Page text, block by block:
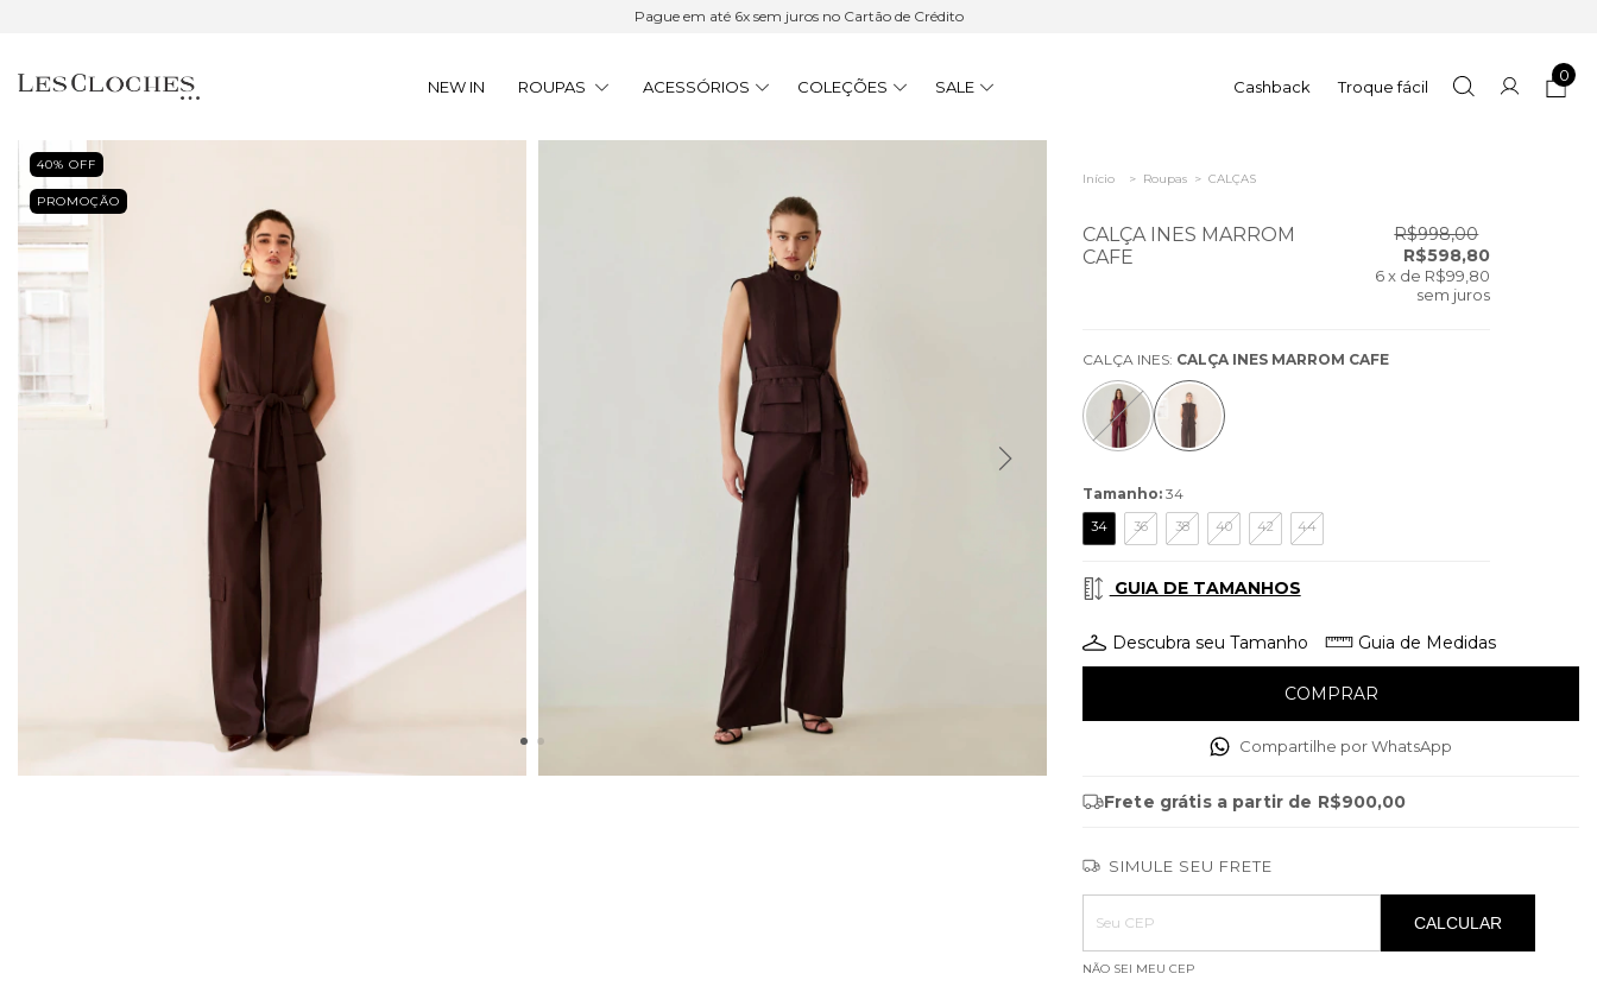
Pague em até 6x sem juros no Cartão de Crédito
NEW IN ROUPAS ACESSÓRIOS COLEÇÕES SALE Cashback Troque fácil
0
40% OFF
PROMOÇÃO
Início > Roupas > CALÇAS
CALÇA INES MARROM
CAFE
R$998,00
R$598,80
6 x de R$99,80
sem juros
CALÇA INES: CALÇA INES MARROM CAFE
Tamanho: 34
34 36 38 40 42 44
GUIA DE TAMANHOS
Descubra seu Tamanho Guia de Medidas
Compartilhe por WhatsApp
Frete grátis a partir de R$900,00
SIMULE SEU FRETE
Entregas para o CEP:
ALTERAR CEP
CALCULAR
NÃO SEI MEU CEP